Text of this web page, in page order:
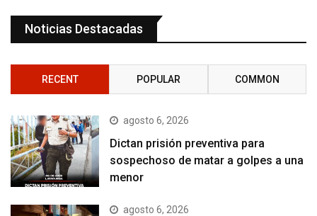
Noticias Destacadas
RECENT POPULAR COMMON
agosto 6, 2026
Dictan prisión preventiva para
sospechoso de matar a golpes a una
menor
agosto 6, 2026